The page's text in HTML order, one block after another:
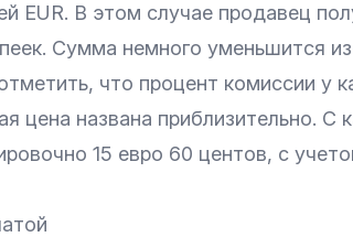
EUR. В этом случае продавец
Сумма немного уменьшится
что процент комиссии у
цена названа приблизительно. С
15 евро 60 центов, с